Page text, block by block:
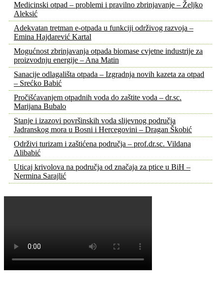
Medicinski otpad – problemi i pravilno zbrinjavanje – Željko
Aleksić
Adekvatan tretman e-otpada u funkciji održivog razvoja –
Emina Hajdarević Kartal
Mogućnost zbrinjavanja otpada biomase cvjetne industrije za
proizvodnju energije – Ana Matin
Sanacije odlagališta otpada – Izgradnja novih kazeta za otpad
– Srećko Babić
Pročišćavanjem otpadnih voda do zaštite voda – dr.sc.
Marijana Bubalo
Stanje i izazovi površinskih voda slijevnog područja
Jadranskog mora u Bosni i Hercegovini – Dragan Škobić
Održivi turizam i zaštićena područja – prof.dr.sc. Vildana
Alibabić
Uticaj krivolova na područja od značaja za ptice u BiH –
Nermina Sarajlić